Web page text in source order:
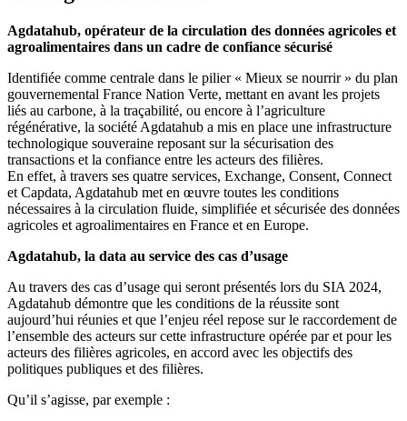
Agdatahub, opérateur de la circulation des données agricoles et
agroalimentaires dans un cadre de confiance sécurisé
Identifiée comme centrale dans le pilier « Mieux se nourrir » du plan
gouvernemental France Nation Verte, mettant en avant les projets
liés au carbone, à la traçabilité, ou encore à l’agriculture
régénérative, la société Agdatahub a mis en place une infrastructure
technologique souveraine reposant sur la sécurisation des
transactions et la confiance entre les acteurs des filières.
En effet, à travers ses quatre services, Exchange, Consent, Connect
et Capdata, Agdatahub met en œuvre toutes les conditions
nécessaires à la circulation fluide, simplifiée et sécurisée des données
agricoles et agroalimentaires en France et en Europe.
Agdatahub, la data au service des cas d’usage
Au travers des cas d’usage qui seront présentés lors du SIA 2024,
Agdatahub démontre que les conditions de la réussite sont
aujourd’hui réunies et que l’enjeu réel repose sur le raccordement de
l’ensemble des acteurs sur cette infrastructure opérée par et pour les
acteurs des filières agricoles, en accord avec les objectifs des
politiques publiques et des filières.
Qu’il s’agisse, par exemple :